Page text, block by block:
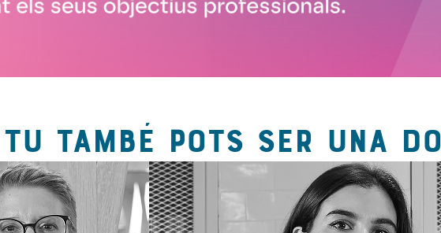
TU TAMBÉ POTS SER UNA